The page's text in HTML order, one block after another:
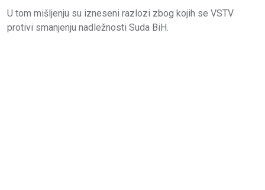
U tom mišljenju su izneseni razlozi zbog kojih se VSTV
protivi smanjenju nadležnosti Suda BiH.